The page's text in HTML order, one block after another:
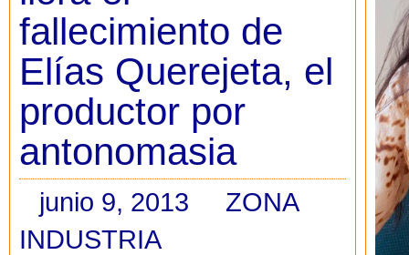
fallecimiento de
Elías Querejeta, el
productor por
antonomasia
junio 9, 2013
ZONA
INDUSTRIA